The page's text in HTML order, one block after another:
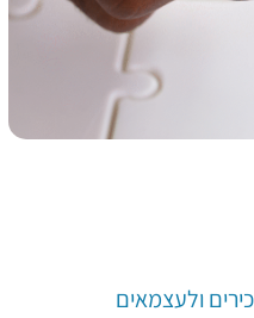
ולעצמאים